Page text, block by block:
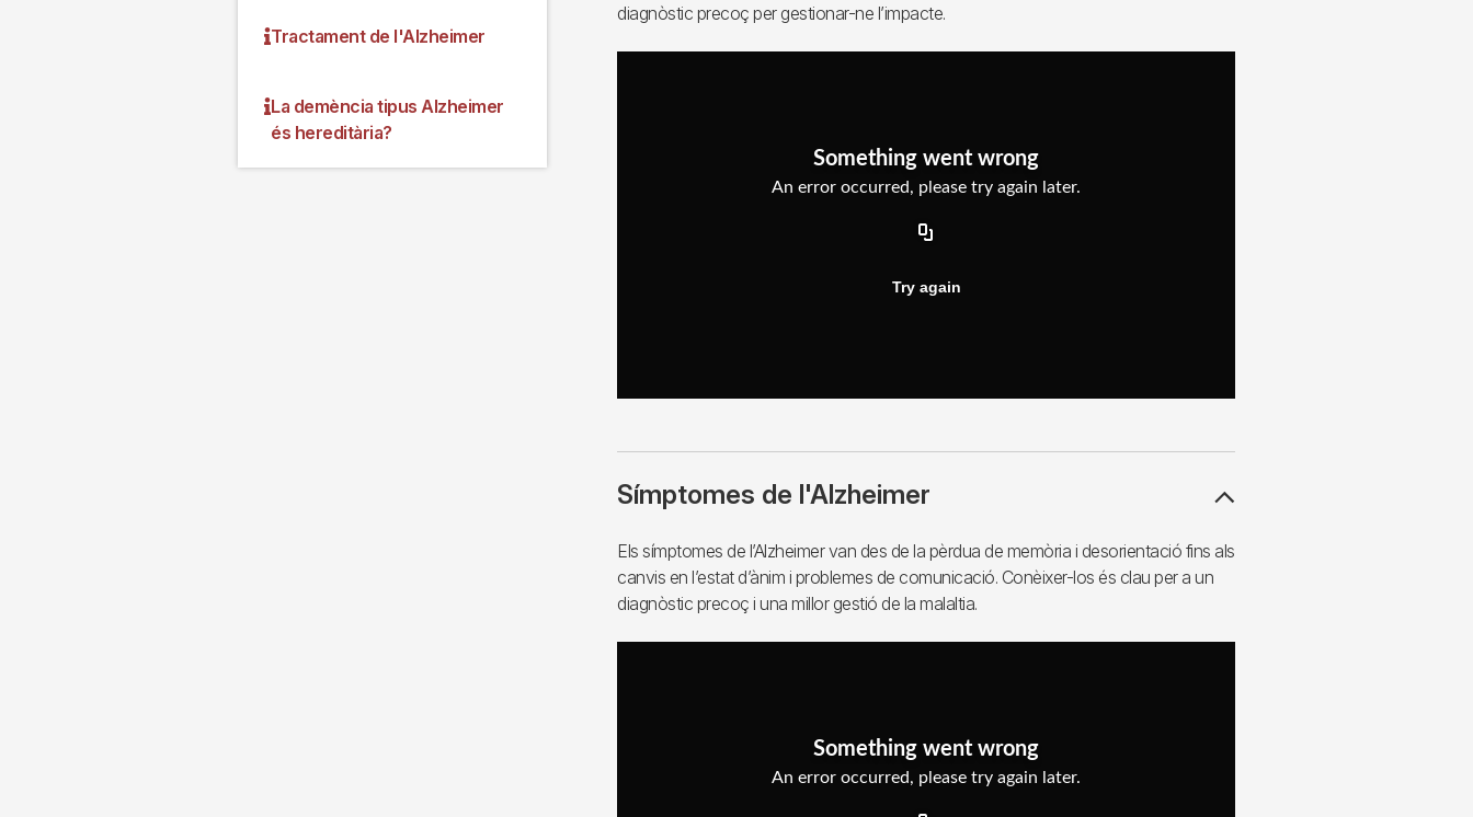
Tractament de l'Alzheimer
La demència tipus Alzheimer
és hereditària?
diagnòstic precoç per gestionar-ne l’impacte.
Símptomes de l'Alzheimer
Els símptomes de l’Alzheimer van des de la pèrdua de memòria i desorientació fins als
canvis en l’estat d’ànim i problemes de comunicació. Conèixer-los és clau per a un
diagnòstic precoç i una millor gestió de la malaltia.